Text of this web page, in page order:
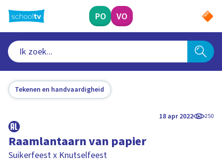
naar
hoofdinhoud
PO VO
Tekenen en handvaardigheid
18 apr 2022 250
Raamlantaarn van papier
Suikerfeest x Knutselfeest